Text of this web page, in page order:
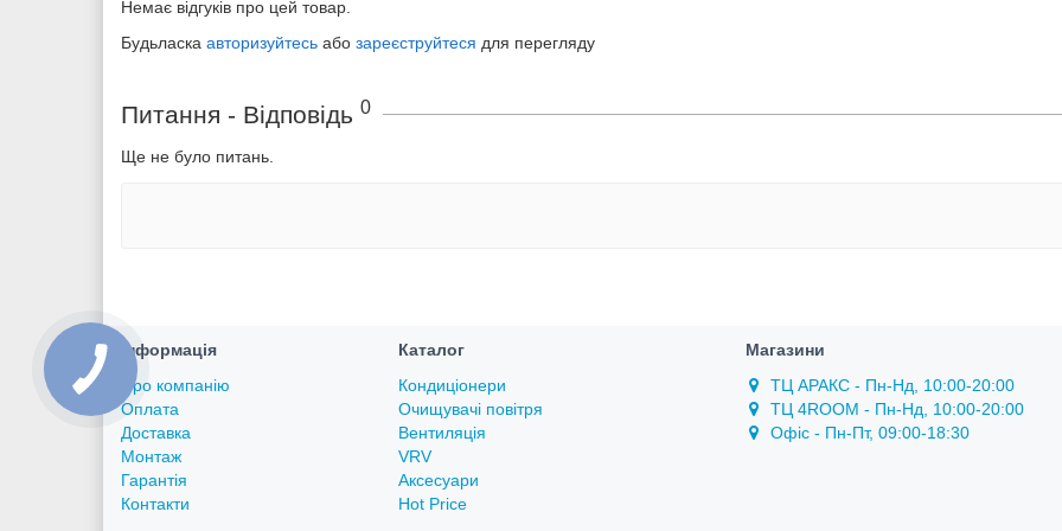
Немає відгуків про цей товар.
Будьласка авторизуйтесь або зареєструйтеся для перегляду
Питання - Відповідь 0
Ще не було питань.
Інформація
Про компанію
Оплата
Доставка
Монтаж
Гарантія
Контакти
Каталог
Кондиціонери
Очищувачі повітря
Вентиляція
VRV
Аксесуари
Hot Price
Магазини
ТЦ АРАКС - Пн-Нд, 10:00-20:00
ТЦ 4ROOM - Пн-Нд, 10:00-20:00
Офіс - Пн-Пт, 09:00-18:30